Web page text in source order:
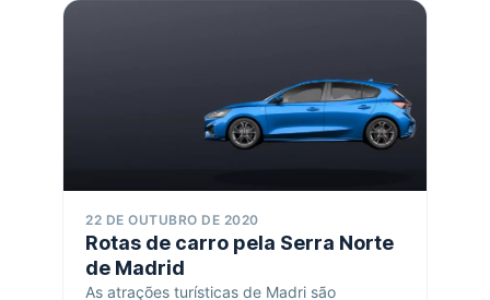
22 DE OUTUBRO DE 2020
Rotas de carro pela Serra Norte
de Madrid
As atrações turísticas de Madri são